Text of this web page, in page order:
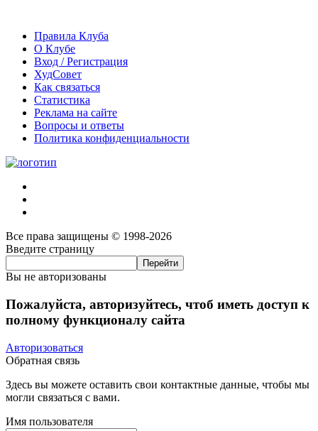
Правила Клуба
О Клубе
Вход / Регистрация
ХудСовет
Как связаться
Статистика
Реклама на сайте
Вопросы и ответы
Политика конфиденциальности
Все права защищены © 1998-2026
Введите страницу
Вы не авторизованы
Пожалуйста, авторизуйтесь, чтоб иметь доступ к
полному функционалу сайта
Авторизоваться
Обратная связь
Здесь вы можете оставить свои контактные данные, чтобы мы
могли связаться с вами.
Имя пользователя